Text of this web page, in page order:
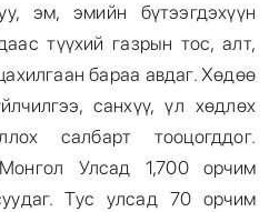
эм, эмийн бүтээгдэхүүн
түүхий газрын тос, алт,
бараа авдаг. Хөдөө
санхүү, үл хөдлөх
салбарт тооцогддог.
Улсад 1,700 орчим
Тус улсад 70 орчим